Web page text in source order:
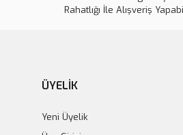
Rahatlığı İle Alışveriş
ÜYELİK
Yeni Üyelik